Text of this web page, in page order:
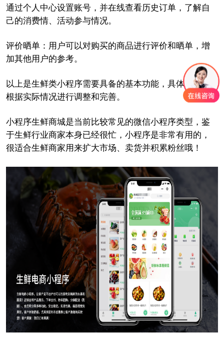
通过个人中心设置账号，并在线查看历史订单，了解自
己的消费情、活动参与情况。
评价晒单：用户可以对购买的商品进行评价和晒单，增
加其他用户的参考。
以上是生鲜类小程序需要具备的基本功能，具体还需要
根据实际情况进行调整和完善。
小程序生鲜商城是当前比较常见的微信小程序类型，鉴
于生鲜行业商家本身已经很忙，小程序是非常有用的，
很适合生鲜商家用来扩大市场、卖货并积累粉丝哦！